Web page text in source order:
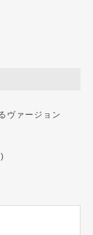
ヴァージョン